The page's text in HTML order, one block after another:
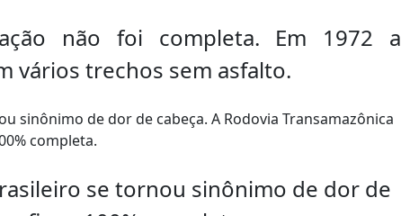
não foi completa. Em 1972 a
vários trechos sem asfalto.
se tornou sinônimo de dor de